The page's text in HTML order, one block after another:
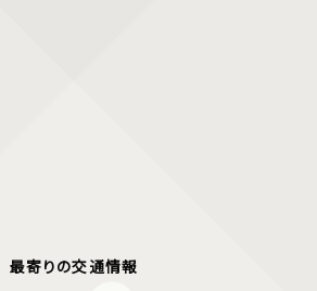
最寄りの交通情報